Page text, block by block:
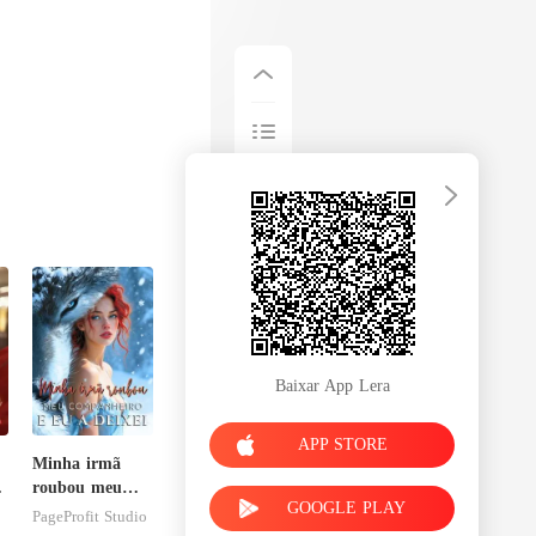
Minha irmã
roubou meu
companheiro e
PageProfit Studio
Baixar App Lera
APP STORE
GOOGLE PLAY